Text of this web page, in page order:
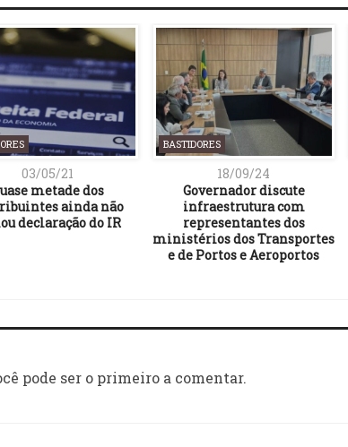
03/05/21
metade dos
ainda não
declaração do IR
BASTIDORES
18/09/24
Governador discute
infraestrutura com
representantes dos
ministérios dos Transportes
e de Portos e Aeroportos
pode ser o primeiro a comentar.